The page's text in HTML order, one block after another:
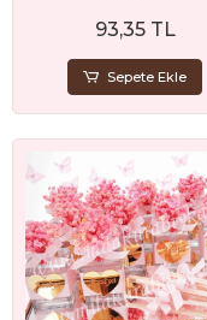
93,35 TL
Sepete Ekle